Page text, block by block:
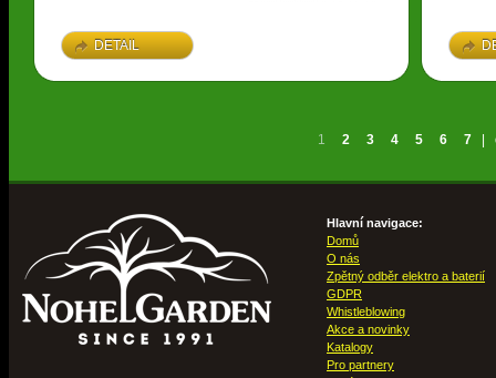
DETAIL
1 2 3 4 5 6 7
Hlavní navigace:
Domů
O nás
Zpětný odběr elektro a baterií
GDPR
Whistleblowing
Akce a novinky
Katalogy
Pro partnery